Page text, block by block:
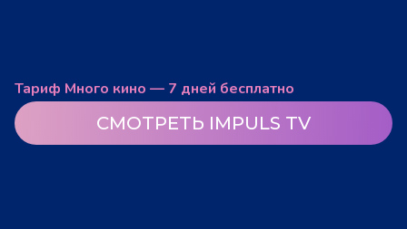
Тариф Много кино — 7 дней бесплатно
СМОТРЕТЬ IMPULS TV